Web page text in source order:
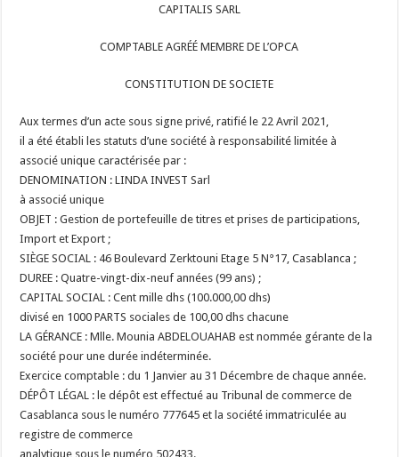
CAPITALIS SARL
COMPTABLE AGRÉÉ MEMBRE DE L’OPCA
CONSTITUTION DE SOCIETE
Aux termes d’un acte sous signe privé, ratifié le 22 Avril 2021,
il a été établi les statuts d’une société à responsabilité limitée à
associé unique caractérisée par :
DENOMINATION : LINDA INVEST Sarl
à associé unique
OBJET : Gestion de portefeuille de titres et prises de participations,
Import et Export ;
SIÈGE SOCIAL : 46 Boulevard Zerktouni Etage 5 N°17, Casablanca ;
DUREE : Quatre-vingt-dix-neuf années (99 ans) ;
CAPITAL SOCIAL : Cent mille dhs (100.000,00 dhs)
divisé en 1000 PARTS sociales de 100,00 dhs chacune
LA GÉRANCE : Mlle. Mounia ABDELOUAHAB est nommée gérante de la
société pour une durée indéterminée.
Exercice comptable : du 1 Janvier au 31 Décembre de chaque année.
DÉPÔT LÉGAL : le dépôt est effectué au Tribunal de commerce de
Casablanca sous le numéro 777645 et la société immatriculée au
registre de commerce
analytique sous le numéro 502433.